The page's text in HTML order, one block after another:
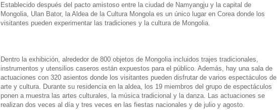
Establecido después del pacto amistoso entre la ciudad de Namyangju y la capital de
Mongolia, Ulan Bator, la Aldea de la Cultura Mongola es un único lugar en Corea donde los
visitantes pueden experimentar las tradiciones y la cultura de Mongolia.
Dentro la exhibición, alrededor de 800 objetos de Mongolia incluidos trajes tradicionales,
instrumentos y utensilios caseros están expuestos para el público. Además, hay una sala de
actuaciones con 320 asientos donde los visitantes pueden disfrutar de varios espectáculos de
arte y cultura. Durante su residencia en la aldea, los 19 miembros del grupo de espectáculos
ponen a muestra las artes culturales, la música tradicional y la danza. Las actuaciones se
realizan dos veces al día y tres veces en las fiestas nacionales y de julio y agosto.